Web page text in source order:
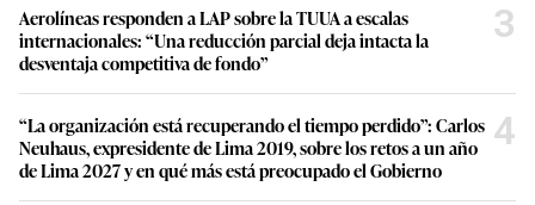
Aerolíneas responden a LAP sobre la TUUA a escalas
internacionales: “Una reducción parcial deja intacta la
desventaja competitiva de fondo”
3
“La organización está recuperando el tiempo perdido”: Carlos
Neuhaus, expresidente de Lima 2019, sobre los retos a un año
de Lima 2027 y en qué más está preocupado el Gobierno
4